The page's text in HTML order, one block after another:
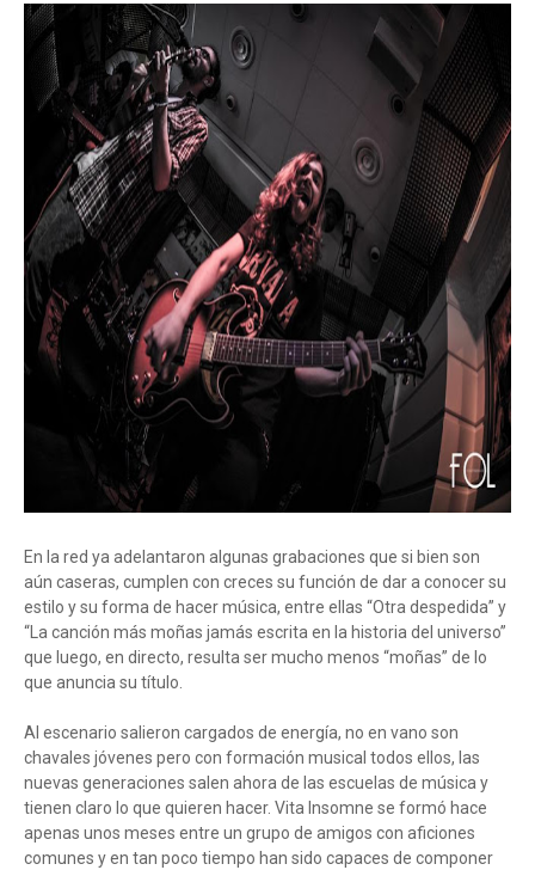
En la red ya adelantaron algunas grabaciones que si bien son
aún caseras, cumplen con creces su función de dar a conocer su
estilo y su forma de hacer música, entre ellas “Otra despedida” y
“La canción más moñas jamás escrita en la historia del universo”
que luego, en directo, resulta ser mucho menos “moñas” de lo
que anuncia su título.
Al escenario salieron cargados de energía, no en vano son
chavales jóvenes pero con formación musical todos ellos, las
nuevas generaciones salen ahora de las escuelas de música y
tienen claro lo que quieren hacer. Vita Insomne se formó hace
apenas unos meses entre un grupo de amigos con aficiones
comunes y en tan poco tiempo han sido capaces de componer